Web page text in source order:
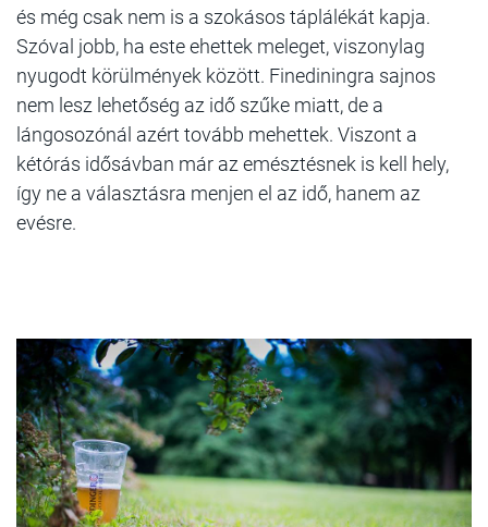
és még csak nem is a szokásos táplálékát kapja.
Szóval jobb, ha este ehettek meleget, viszonylag
nyugodt körülmények között. Finediningra sajnos
nem lesz lehetőség az idő szűke miatt, de a
lángosozónál azért tovább mehettek. Viszont a
kétórás idősávban már az emésztésnek is kell hely,
így ne a választásra menjen el az idő, hanem az
evésre.